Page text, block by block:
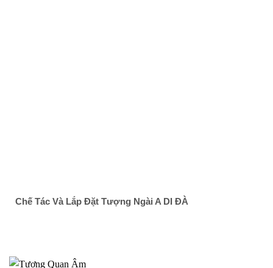
Chế Tác Và Lắp Đặt Tượng Ngài A DI ĐÀ